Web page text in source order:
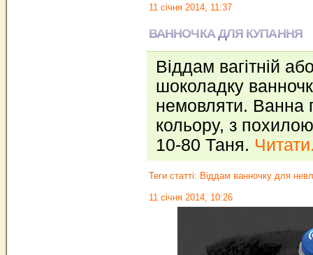
11 січня 2014, 11:37
ВАННОЧКА ДЛЯ КУПАННЯ
Віддам вагітній
шоколадку
немовляти. Ванна
кольору, з
10-80 Таня.
Теги статті: Віддам ванночку для
11 січня 2014, 10:26